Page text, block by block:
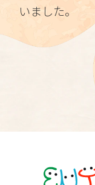
いました。